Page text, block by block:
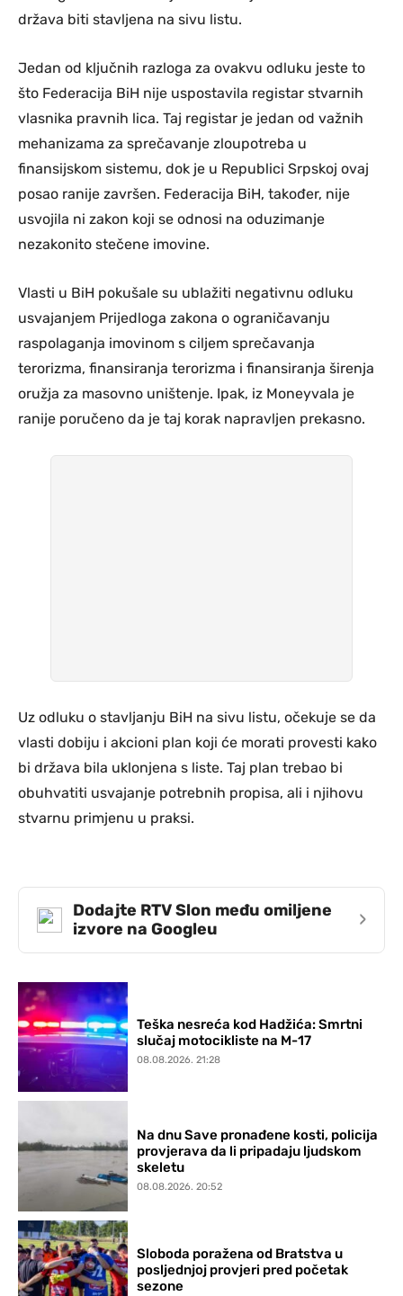
država biti stavljena na sivu listu.
Jedan od ključnih razloga za ovakvu odluku jeste to
što Federacija BiH nije uspostavila registar stvarnih
vlasnika pravnih lica. Taj registar je jedan od važnih
mehanizama za sprečavanje zloupotreba u
finansijskom sistemu, dok je u Republici Srpskoj ovaj
posao ranije završen. Federacija BiH, također, nije
usvojila ni zakon koji se odnosi na oduzimanje
nezakonito stečene imovine.
Vlasti u BiH pokušale su ublažiti negativnu odluku
usvajanjem Prijedloga zakona o ograničavanju
raspolaganja imovinom s ciljem sprečavanja
terorizma, finansiranja terorizma i finansiranja širenja
oružja za masovno uništenje. Ipak, iz Moneyvala je
ranije poručeno da je taj korak napravljen prekasno.
Uz odluku o stavljanju BiH na sivu listu, očekuje se da
vlasti dobiju i akcioni plan koji će morati provesti kako
bi država bila uklonjena s liste. Taj plan trebao bi
obuhvatiti usvajanje potrebnih propisa, ali i njihovu
stvarnu primjenu u praksi.
Dodajte RTV Slon među omiljene
izvore na Googleu
›
Teška nesreća kod Hadžića: Smrtni
slučaj motocikliste na M-17
08.08.2026. 21:28
Na dnu Save pronađene kosti, policija
provjerava da li pripadaju ljudskom
skeletu
08.08.2026. 20:52
Sloboda poražena od Bratstva u
posljednjoj provjeri pred početak
sezone